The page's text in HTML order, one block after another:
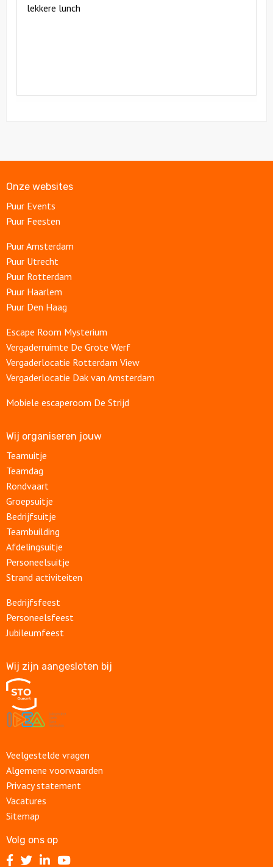
lekkere lunch
Onze websites
Puur Events
Puur Feesten
Puur Amsterdam
Puur Utrecht
Puur Rotterdam
Puur Haarlem
Puur Den Haag
Escape Room Mysterium
Vergaderruimte De Grote Werf
Vergaderlocatie Rotterdam View
Vergaderlocatie Dak van Amsterdam
Mobiele escaperoom De Strijd
Wij organiseren jouw
Teamuitje
Teamdag
Rondvaart
Groepsuitje
Bedrijfsuitje
Teambuilding
Afdelingsuitje
Personeelsuitje
Strand activiteiten
Bedrijfsfeest
Personeelsfeest
Jubileumfeest
Wij zijn aangesloten bij
Veelgestelde vragen
Algemene voorwaarden
Privacy statement
Vacatures
Sitemap
Volg ons op
VolgVolgVolgVolg